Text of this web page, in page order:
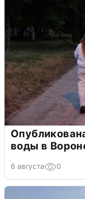
воды в
6 августа 0